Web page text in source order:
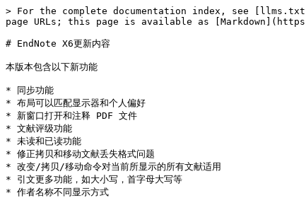
> For the complete documentation index, see
page URLs; this page is available as
# EndNote X6更新内容
本版本包含以下新功能
* 同步功能
* 布局可以匹配显示器和个人偏好
* 新窗口打开和注释 PDF 文件
* 文献评级功能
* 未读和已读功能
* 修正拷贝和移动文献丢失格式问题
* 改变/拷贝/移动命令对当前所显示的所有文献适用
* 引文更多功能，如大小写，首字母大写等
* 作者名称不同显示方式